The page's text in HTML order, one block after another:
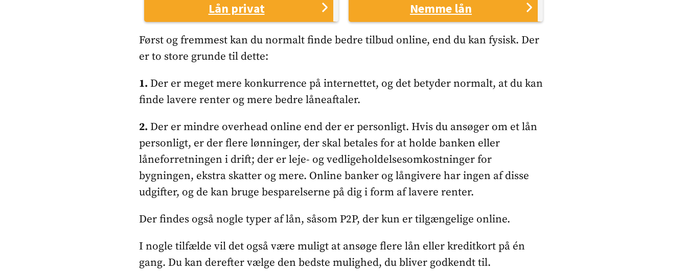
Lån privat
Nemme lån
Først og fremmest kan du normalt finde bedre tilbud online, end du kan fysisk. Der
er to store grunde til dette:
1. Der er meget mere konkurrence på internettet, og det betyder normalt, at du kan
finde lavere renter og mere bedre låneaftaler.
2. Der er mindre overhead online end der er personligt. Hvis du ansøger om et lån
personligt, er der flere lønninger, der skal betales for at holde banken eller
låneforretningen i drift; der er leje- og vedligeholdelsesomkostninger for
bygningen, ekstra skatter og mere. Online banker og långivere har ingen af ​​disse
udgifter, og de kan bruge besparelserne på dig i form af lavere renter.
Der findes også nogle typer af lån, såsom P2P, der kun er tilgængelige online.
I nogle tilfælde vil det også være muligt at ansøge flere lån eller kreditkort på én
gang. Du kan derefter vælge den bedste mulighed, du bliver godkendt til.